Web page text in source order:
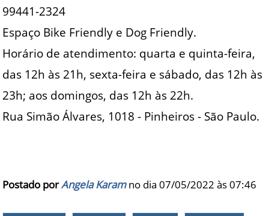
99441-2324
Espaço Bike Friendly e Dog Friendly.
Horário de atendimento: quarta e quinta-feira,
das 12h às 21h, sexta-feira e sábado, das 12h às
23h; aos domingos, das 12h às 22h.
Rua Simão Álvares, 1018 - Pinheiros - São Paulo.
Postado porAngela Karamno dia 07/05/2022 às07:46